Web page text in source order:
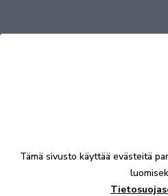
Tämä sivusto käyttää evästeitä